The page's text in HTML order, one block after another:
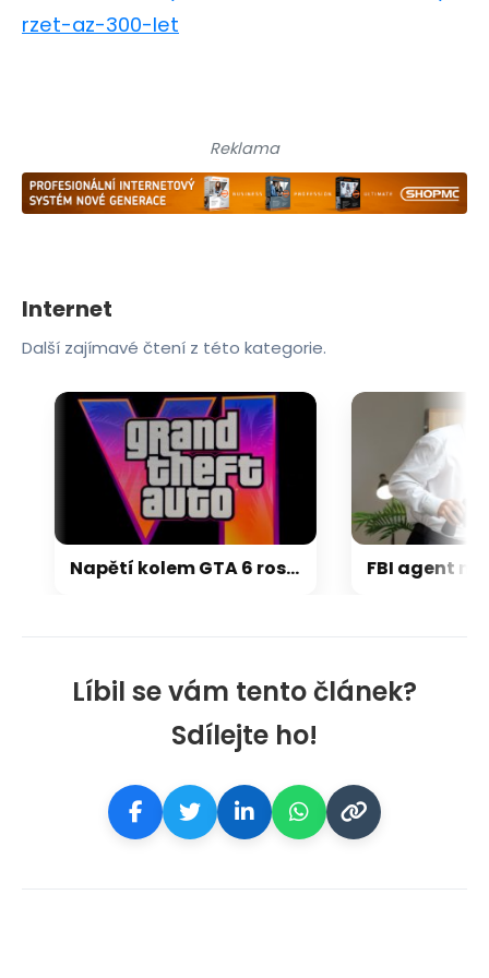
rzet-az-300-let
Líbil se vám tento článek?
Sdílejte ho!
Reklama
Internet
Další zajímavé čtení z této kategorie.
Napětí kolem GTA 6 roste. Srpen může přinést třetí trailer i první gameplay